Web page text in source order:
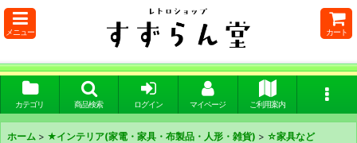
メニュー カート
カテゴリ 商品検索 ログイン マイページ ご利用案内
ホーム > ★インテリア(家電・家具・布製品・人形・雑貨) > ☆家具など